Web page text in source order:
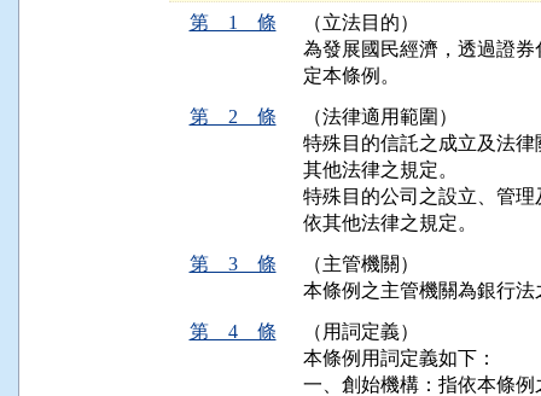
第 1 條
（立法目的）
為發展國民經濟，透過證
定本條例。
第 2 條
（法律適用範圍）
特殊目的信託之成立及法
其他法律之規定。
特殊目的公司之設立、管
依其他法律之規定。
第 3 條
（主管機關）
本條例之主管機關為銀行法
第 4 條
（用詞定義）
本條例用詞定義如下：
一、創始機構：指依本條